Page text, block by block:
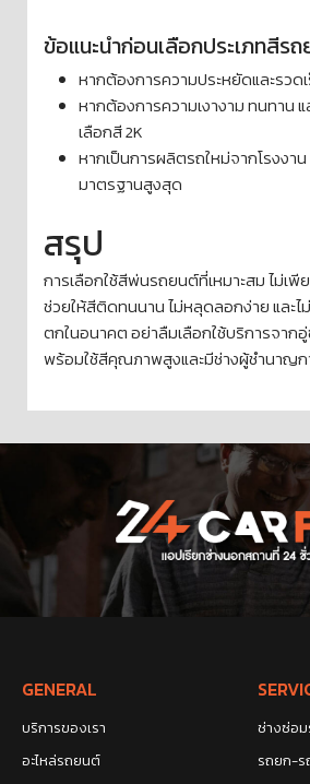
ข้อแนะนำก่อนเลือกประเภทสีร
หากต้องการความประหยัดและรวด
หากต้องการความเงางาม ทนทาน
เลือกสี 2K
หากเป็นการผลิตรถใหม่จากโรงงา
มาตรฐานสูงสุด
สรุป
การเลือกใช้สีพ่นรถยนต์ที่เหมาะสม ไม่เ
ช่วยให้สีติดทนนาน ไม่หลุดลอกง่าย และไ
ตกในอนาคต อย่าลืมเลือกใช้บริการจาก
พร้อมใช้สีคุณภาพสูงและมีช่างผู้ชำนาญก
GENERAL
บริการของเรา
อะไหล่รถยนต์
ช่างซ่อ
รถยก-ร